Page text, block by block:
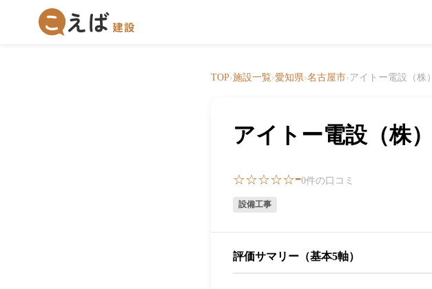
TOP›施設一覧›愛知県›名古屋市›アイトー電設（株）
アイトー電設（株）
☆☆☆☆☆-0件の口コミ
設備工事
評価サマリー（基本5軸）